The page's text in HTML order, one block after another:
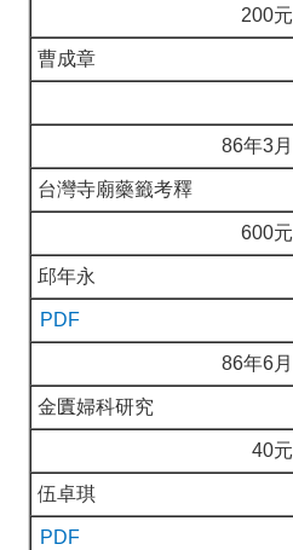
200元
曹成章
86年3月
台灣寺廟藥籤考釋
600元
邱年永
PDF
86年6月
金匱婦科研究
40元
伍卓琪
PDF